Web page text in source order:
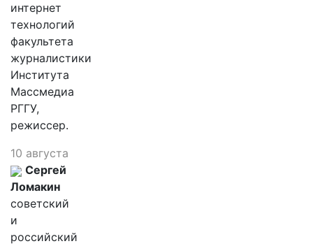
интернет
технологий
факультета
журналистики
Института
Массмедиа
РГГУ,
режиссер.
10 августа
Сергей
Ломакин
советский
и
российский